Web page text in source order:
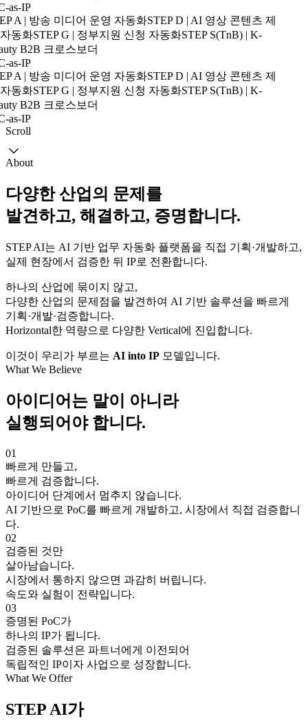
as-IP
A | 방송 미디어 운영 자동화STEP D | AI 영상 콘텐츠 제
동화STEP G | 정부지원 신청 자동화STEP S(TnB) | K-
B2B 크로스보더
as-IP
A | 방송 미디어 운영 자동화STEP D | AI 영상 콘텐츠 제
동화STEP G | 정부지원 신청 자동화STEP S(TnB) | K-
B2B 크로스보더
as-IP
Scroll
About
다양한 산업의 문제를
발견하고, 해결하고, 증명합니다.
STEP AI는 AI 기반 업무 자동화 플랫폼을 직접 기획·개발하고,
실제 현장에서 검증한 뒤 IP로 전환합니다.
하나의 산업에 묶이지 않고,
다양한 산업의 문제점을 발견하여 AI 기반 솔루션을 빠르게
기획·개발·검증합니다.
Horizontal한 역량으로 다양한 Vertical에 진입합니다.
이것이 우리가 부르는 AI into IP 모델입니다.
What We Believe
아이디어는 말이 아니라
실행되어야 합니다.
01
빠르게 만들고,
빠르게 검증합니다.
아이디어 단계에서 멈추지 않습니다.
AI 기반으로 PoC를 빠르게 개발하고, 시장에서 직접 검증합니
다.
02
검증된 것만
살아남습니다.
시장에서 통하지 않으면 과감히 버립니다.
속도와 실험이 전략입니다.
03
증명된 PoC가
하나의 IP가 됩니다.
검증된 솔루션은 파트너에게 이전되어
독립적인 IP이자 사업으로 성장합니다.
What We Offer
STEP AI가